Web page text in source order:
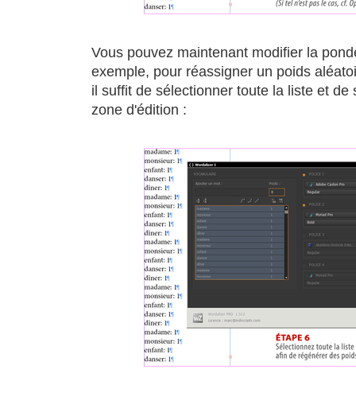
Vous pouvez maintenant modifier la
exemple, pour réassigner un poids
il suffit de sélectionner toute la liste et
zone d'édition :